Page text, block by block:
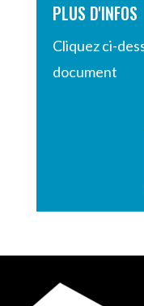
PLUS D'INFOS
Cliquez ci-
document